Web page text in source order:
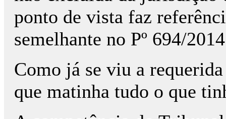
ponto de vista faz
semelhante no Pº 694/
Como já se viu a
que matinha tudo o que